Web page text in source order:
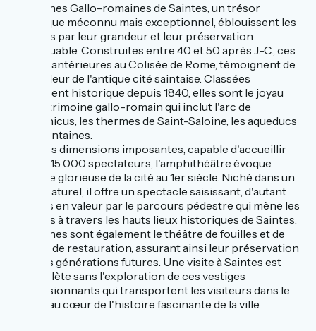
Les arènes Gallo-romaines de Saintes, un trésor
historique méconnu mais exceptionnel, éblouissent les
visiteurs par leur grandeur et leur préservation
remarquable. Construites entre 40 et 50 après J.-C., ces
arènes, antérieures au Colisée de Rome, témoignent de
la grandeur de l'antique cité saintaise. Classées
monument historique depuis 1840, elles sont le joyau
d'un patrimoine gallo-romain qui inclut l'arc de
Germanicus, les thermes de Saint-Saloine, les aqueducs
et les fontaines.
Avec ses dimensions imposantes, capable d'accueillir
plus de 15 000 spectateurs, l'amphithéâtre évoque
l'époque glorieuse de la cité au 1er siècle. Niché dans un
vallon naturel, il offre un spectacle saisissant, d'autant
plus mis en valeur par le parcours pédestre qui mène les
visiteurs à travers les hauts lieux historiques de Saintes.
Les arènes sont également le théâtre de fouilles et de
travaux de restauration, assurant ainsi leur préservation
pour les générations futures. Une visite à Saintes est
incomplète sans l'exploration de ces vestiges
impressionnants qui transportent les visiteurs dans le
temps, au cœur de l'histoire fascinante de la ville.